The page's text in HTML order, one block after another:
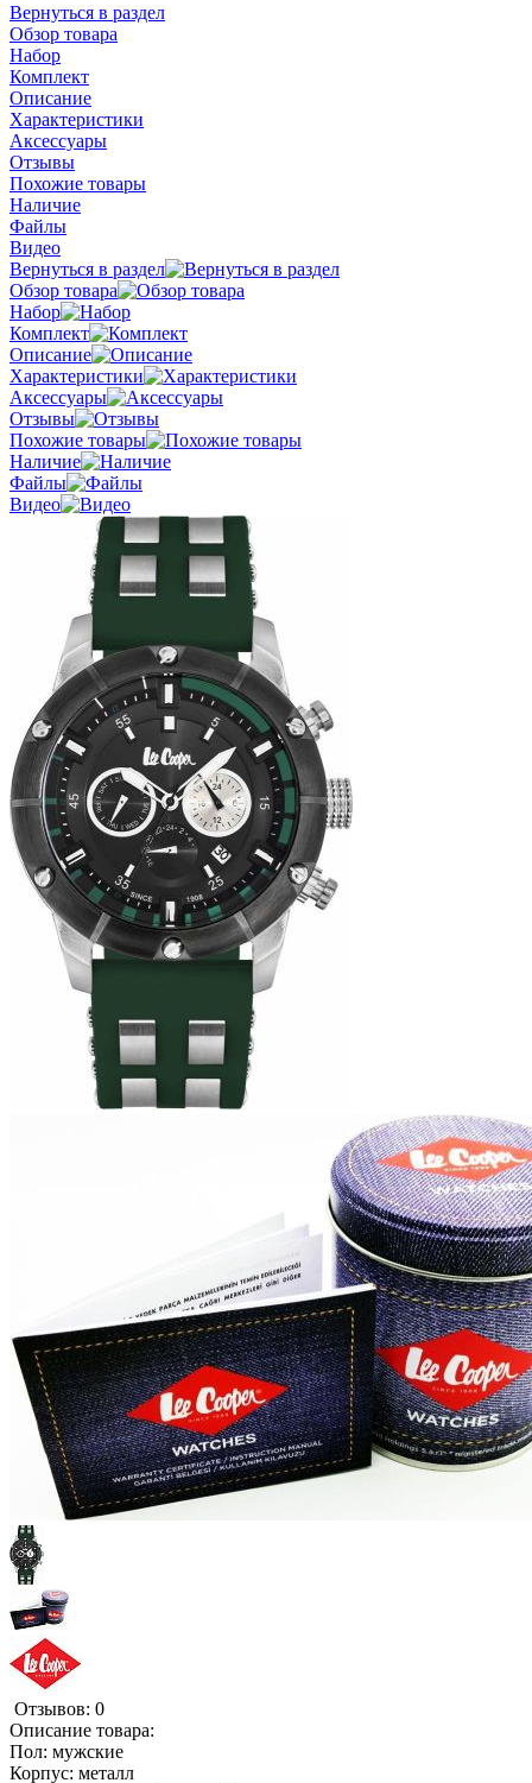
Вернуться в раздел
Обзор товара
Набор
Комплект
Описание
Характеристики
Аксессуары
Отзывы
Похожие товары
Наличие
Файлы
Видео
Вернуться в раздел
Обзор товара
Набор
Комплект
Описание
Характеристики
Аксессуары
Отзывы
Похожие товары
Наличие
Файлы
Видео
Отзывов: 0
Описание товара:
Пол: мужские
Корпус: металл